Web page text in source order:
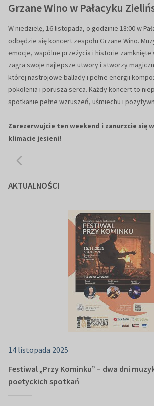
Grzane Wino w Pałacyku
W niedzielę, 16 listopada, o godzinie 18:00 w
odbędzie się koncert zespołu Grzane Wino.
emocje, wspólne przeżycia i historie zamknięte
zagra swoje najlepsze utwory i stworzy
której nastrojowe ballady i pełne energii
pokolenia i poruszą serca. Każdy koncert to
spotkanie pełne wzruszeń, uśmiechu i
Zarezerwujcie ten weekend i zanurzcie się
klimacie jesieni!
AKTUALNOŚCI
14 listopada 2025
Festiwal „Przy Kominku” – dwa dni
poetyckich spotkań